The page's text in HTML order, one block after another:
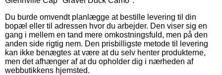
Du burde omvendt planlægge at bestille levering til din
bopæl eller til adressen hvor du arbejder. Den viser sig en
gang i mellem en tand mere omkostningsfuld, men på den
anden side rigtig nem. Den prisbilligste metode til levering
kan ikke benægtes at være at du selv henter produkterne,
men det afhænger af at du opholder dig i nærheden af
webbutikkens hjemsted.